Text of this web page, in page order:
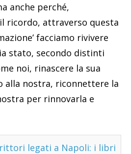
anche perché,
ricordo, attraverso questa
facciamo rivivere
stato, secondo distinti
noi, rinascere la sua
alla nostra, riconnettere la
per rinnovarla e
legati a Napoli: i libri